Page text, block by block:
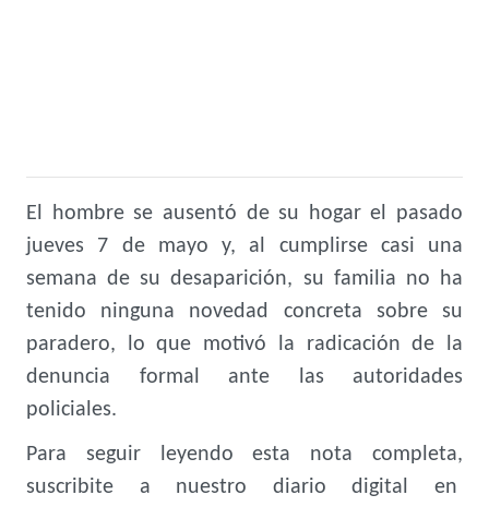
El hombre se ausentó de su hogar el pasado
jueves 7 de mayo y, al cumplirse casi una
semana de su desaparición, su familia no ha
tenido ninguna novedad concreta sobre su
paradero, lo que motivó la radicación de la
denuncia formal ante las autoridades
policiales.
Para seguir leyendo esta nota completa,
suscribite a nuestro diario digital en